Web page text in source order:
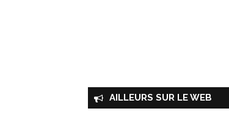
AILLEURS SUR LE WEB